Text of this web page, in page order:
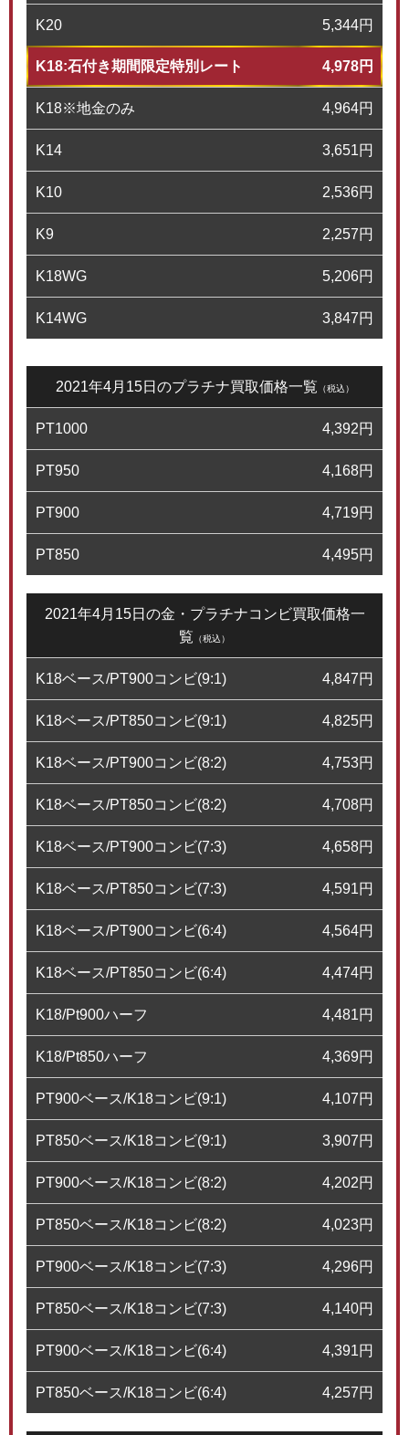
K20 5,344円
K18:石付き期間限定特別レート 4,978円
K18※地金のみ 4,964円
K14 3,651円
K10 2,536円
K9 2,257円
K18WG 5,206円
K14WG 3,847円
2021年4月15日のプラチナ買取価格一覧 （税込）
PT1000 4,392円
PT950 4,168円
PT900 4,719円
PT850 4,495円
2021年4月15日の金・プラチナコンビ買取価格一
覧 （税込）
K18ベース/PT900コンビ(9:1) 4,847円
K18ベース/PT850コンビ(9:1) 4,825円
K18ベース/PT900コンビ(8:2) 4,753円
K18ベース/PT850コンビ(8:2) 4,708円
K18ベース/PT900コンビ(7:3) 4,658円
K18ベース/PT850コンビ(7:3) 4,591円
K18ベース/PT900コンビ(6:4) 4,564円
K18ベース/PT850コンビ(6:4) 4,474円
K18/Pt900ハーフ 4,481円
K18/Pt850ハーフ 4,369円
PT900ベース/K18コンビ(9:1) 4,107円
PT850ベース/K18コンビ(9:1) 3,907円
PT900ベース/K18コンビ(8:2) 4,202円
PT850ベース/K18コンビ(8:2) 4,023円
PT900ベース/K18コンビ(7:3) 4,296円
PT850ベース/K18コンビ(7:3) 4,140円
PT900ベース/K18コンビ(6:4) 4,391円
PT850ベース/K18コンビ(6:4) 4,257円